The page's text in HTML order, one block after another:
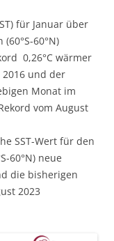
für Januar über
60°N)
0,26°C wärmer
und der
Monat im
vom August
SST-Wert für den
60°N) neue
die bisherigen
2023